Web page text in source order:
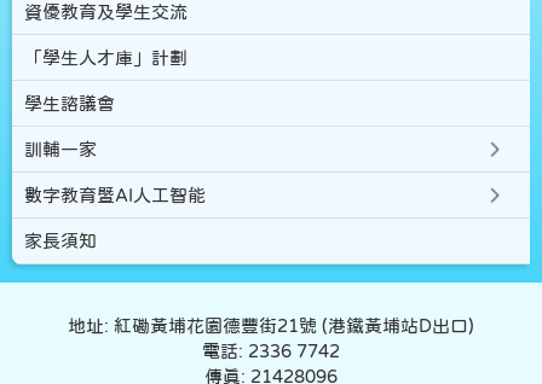
資優教育及學生交流
「學生人才庫」計劃
學生諮議會
訓輔一家
數字教育暨AI人工智能
家長須知
地址: 紅磡黃埔花園德豐街21號 (港鐵黃埔站D出口)
電話: 2336 7742
傳真: 21428096